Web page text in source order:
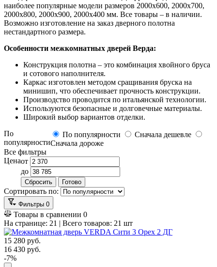
наиболее популярные модели размеров 2000х600, 2000х700,
2000х800, 2000х900, 2000х400 мм. Все товары – в наличии.
Возможно изготовление на заказ дверного полотна
нестандартного размера.
Особенности межкомнатных дверей Верда:
Конструкция полотна – это комбинация хвойного бруса
и сотового наполнителя.
Каркас изготовлен методом сращивания бруска на
минишип, что обеспечивает прочность конструкции.
Производство проводится по итальянской технологии.
Используются безопасные и долговечные материалы.
Широкий выбор вариантов отделки.
По
популярности
По популярности
Сначала дешевле
Сначала дороже
Все фильтры
Ценаот
до
Сбросить Готово
Сортировать по:
Фильтры 0
Товары в сравнении 0
На странице: 21 | Всего товаров: 21 шт
15 280 руб.
16 430 руб.
-7%